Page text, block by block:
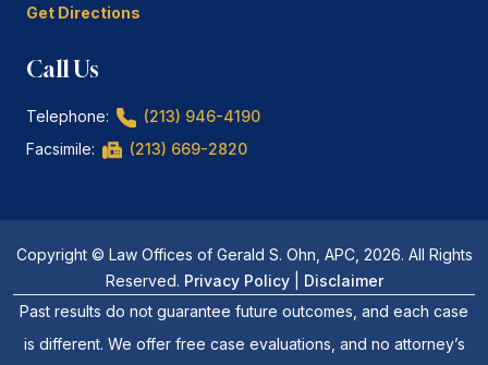
Get Directions
Call Us
Telephone:
(213) 946-4190
Facsimile:
(213) 669-2820
Copyright © Law Offices of Gerald S. Ohn, APC, 2026. All Rights
Reserved. Privacy Policy| Disclaimer
Past results do not guarantee future outcomes, and each case
is different. We offer free case evaluations, and no attorney’s